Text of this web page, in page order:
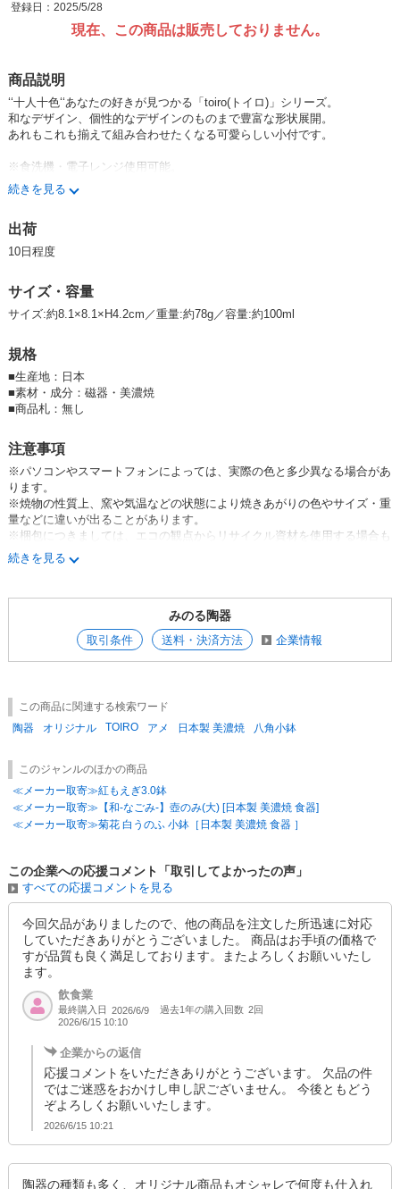
登録日：2025/5/28
現在、この商品は販売しておりません。
商品説明
‘‘十人十色‘‘あなたの好きが見つかる「toiro(トイロ)」シリーズ。
和なデザイン、個性的なデザインのものまで豊富な形状展開。
あれもこれも揃えて組み合わせたくなる可愛らしい小付です。
※食洗機・電子レンジ使用可能。
★「toiro(トイロ)」シリーズ一覧はコチラ★
みのる陶器 美濃焼 日本製 Made in Japan 食器 器 うつわ 暮らし 食卓 和
食器 テーブルウエア 生活雑貨 tableware minoyaki Japanese china MINO
続きを見る
出荷
10日程度
サイズ・容量
サイズ:約8.1×8.1×H4.2cm／重量:約78g／容量:約100ml
規格
■生産地：日本
■素材・成分：磁器・美濃焼
■商品札：無し
注意事項
※パソコンやスマートフォンによっては、実際の色と多少異なる場合があ
ります。
※焼物の性質上、窯や気温などの状態により焼きあがりの色やサイズ・重
量などに違いが出ることがあります。
※梱包につきましては、エコの観点からリサイクル資材を使用する場合も
あります。
※釉薬のムラや溜まりによる凸凹や鉄粉などがみられる場合があります
にはならない“やきもの”の魅力のひとつになります。お届けする商品はメ
ーカー・弊社の検品に通過しており、不良品やB品、アウトレット品では
ございませんのでご安心ください。
続きを見る
みのる陶器
取引条件 送料・決済方法 企業情報
この商品に関連する検索ワード
陶器
オリジナル TOIRO アメ 日本製 美濃焼 八角小鉢
このジャンルのほかの商品
≪メーカー取寄≫紅もえぎ3.0鉢
≪メーカー取寄≫【和-なごみ-】壺のみ(大) [日本製 美濃焼 食器]
≪メーカー取寄≫菊花 白うのふ 小鉢［日本製 美濃焼 食器 ］
この企業への応援コメント「取引してよかったの声」
すべての応援コメントを見る
今回欠品がありましたので、他の商品を注文した所迅速に対応
していただきありがとうございました。 商品はお手頃の価格で
すが品質も良く満足しております。またよろしくお願いいたし
ます。
飲食業
最終購入日 2026/6/9 過去1年の購入回数 2回
2026/6/15 10:10
企業からの返信
応援コメントをいただきありがとうございます。 欠品の件
ではご迷惑をおかけし申し訳ございません。 今後ともどう
ぞよろしくお願いいたします。
2026/6/15 10:21
陶器の種類も多く、オリジナル商品もオシャレで何度も仕入れ